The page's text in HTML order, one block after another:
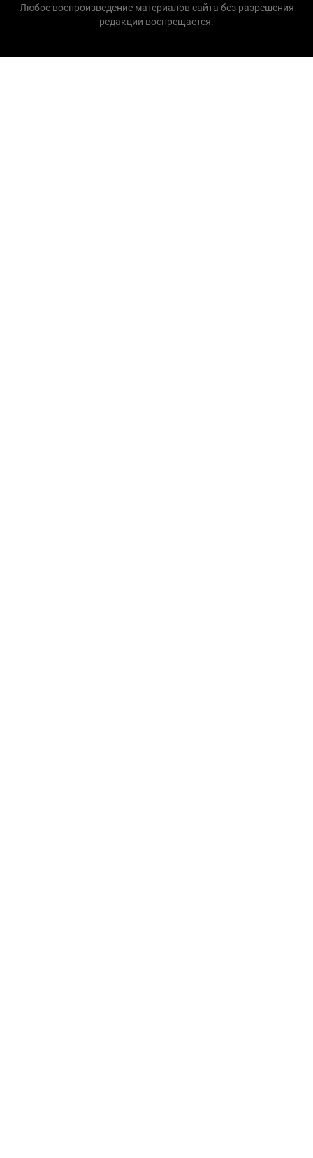
Любое воспроизведение материалов сайта без разрешения
редакции воспрещается.